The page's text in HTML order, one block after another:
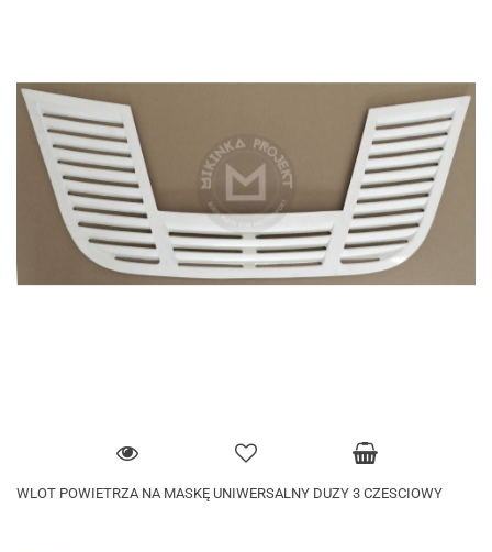
WLOT POWIETRZA NA MASKĘ UNIWERSALNY DUZY 3 CZESCIOWY